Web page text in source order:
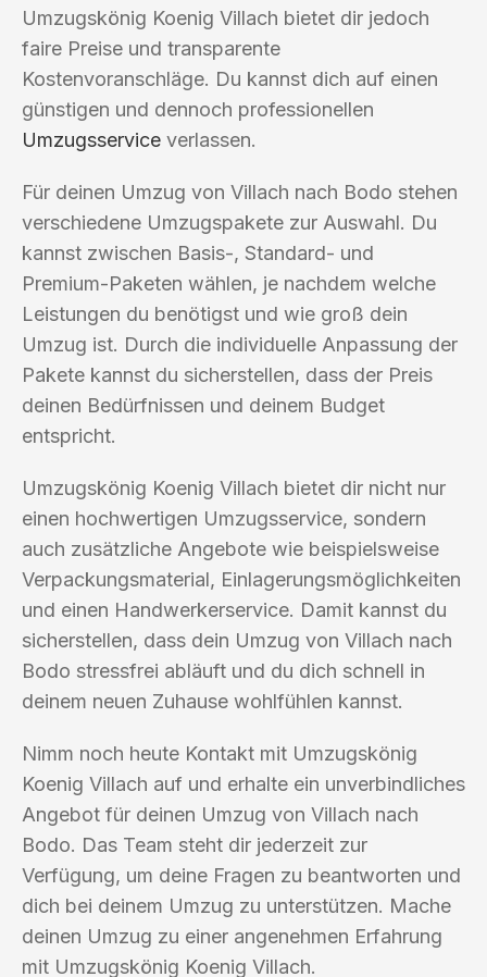
Umzugskönig Koenig Villach bietet dir jedoch
faire Preise und transparente
Kostenvoranschläge. Du kannst dich auf einen
günstigen und dennoch professionellen
Umzugsservice verlassen.
Für deinen Umzug von Villach nach Bodo stehen
verschiedene Umzugspakete zur Auswahl. Du
kannst zwischen Basis-, Standard- und
Premium-Paketen wählen, je nachdem welche
Leistungen du benötigst und wie groß dein
Umzug ist. Durch die individuelle Anpassung der
Pakete kannst du sicherstellen, dass der Preis
deinen Bedürfnissen und deinem Budget
entspricht.
Umzugskönig Koenig Villach bietet dir nicht nur
einen hochwertigen Umzugsservice, sondern
auch zusätzliche Angebote wie beispielsweise
Verpackungsmaterial, Einlagerungsmöglichkeiten
und einen Handwerkerservice. Damit kannst du
sicherstellen, dass dein Umzug von Villach nach
Bodo stressfrei abläuft und du dich schnell in
deinem neuen Zuhause wohlfühlen kannst.
Nimm noch heute Kontakt mit Umzugskönig
Koenig Villach auf und erhalte ein unverbindliches
Angebot für deinen Umzug von Villach nach
Bodo. Das Team steht dir jederzeit zur
Verfügung, um deine Fragen zu beantworten und
dich bei deinem Umzug zu unterstützen. Mache
deinen Umzug zu einer angenehmen Erfahrung
mit Umzugskönig Koenig Villach.